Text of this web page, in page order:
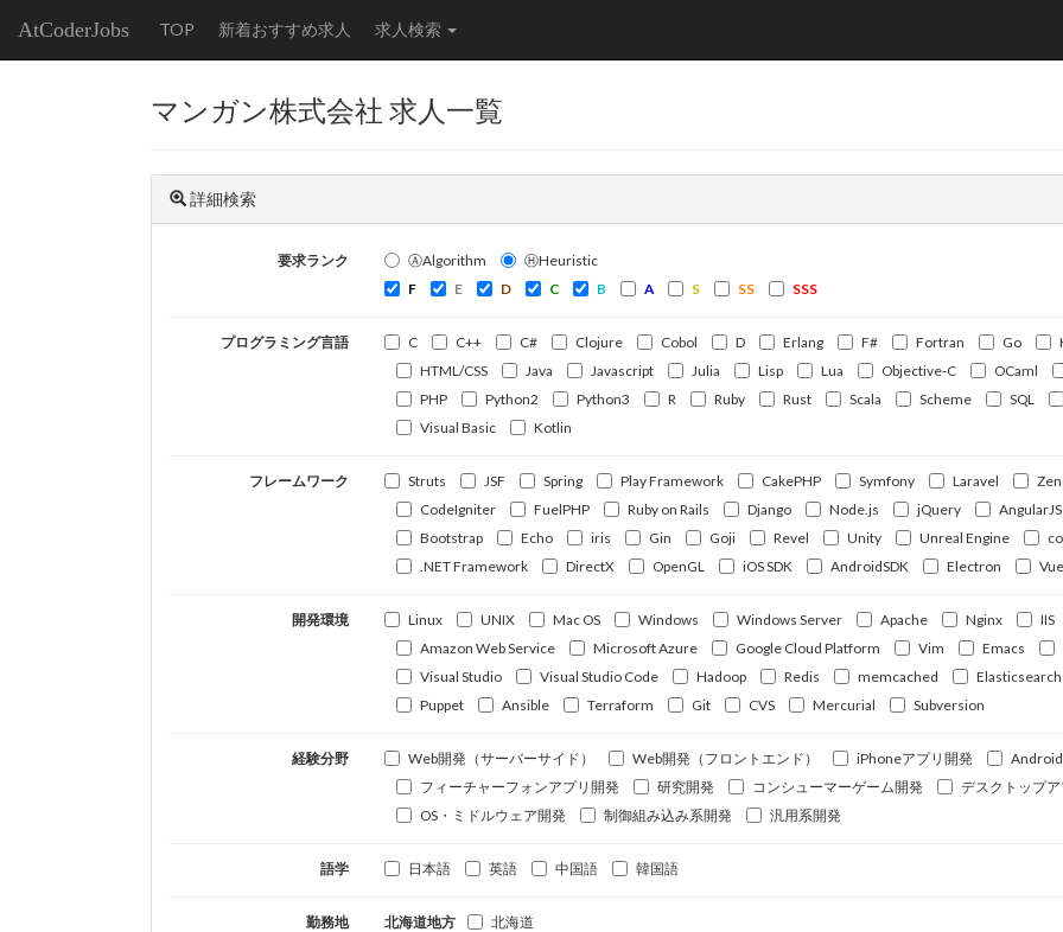
AtCoderJobs TOP 新着おすすめ求人 求人検索
マンガン株式会社 求人一覧
詳細検索
要求ランク ⒶAlgorithm
ⒽHeuristic
F
E D C B A S SS SSS
プログラミング言語 C C++ C# Clojure Cobol D Erlang F# Fortran Go
HTML/CSS
Java Javascript Julia Lisp Lua Objective-C OCaml
PHP
Python2 Python3 R Ruby Rust Scala Scheme SQL
Visual Basic
Kotlin
フレームワーク Struts JSF Spring Play Framework CakePHP Symfony Laravel
CodeIgniter
FuelPHP Ruby on Rails Django Node.js jQuery AngularJS
Bootstrap
Echo iris Gin Goji Revel Unity Unreal Engine
.NET Framework
DirectX OpenGL iOS SDK AndroidSDK Electron
開発環境 Linux UNIX Mac OS Windows Windows Server Apache Nginx
IIS
Amazon Web Service
Microsoft Azure Google Cloud Platform Vim Emacs
Visual Studio
Visual Studio Code Hadoop Redis memcached Elasticsearch
Puppet
Ansible Terraform Git CVS Mercurial Subversion
経験分野 Web開発（サーバーサイド） Web開発（フロントエンド） iPhoneアプリ開発
フィーチャーフォンアプリ開発
研究開発 コンシューマーゲーム開発
デスクトップ
OS・ミドルウェア開発
制御組み込み系開発 汎用系開発
語学 日本語 英語 中国語 韓国語
勤務地 北海道地方
北海道